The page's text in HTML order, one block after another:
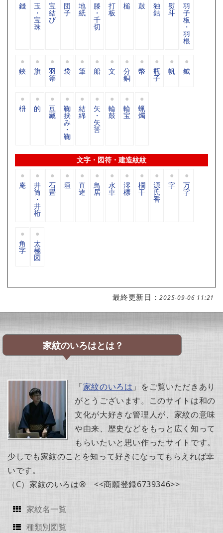
錢 玉
・
宝
珠
宝
結
び
団
子
地
紙
滕
・
千
切
打
板
槌 鼓 独
鈷
熨
斗
羽
子
板
・
羽
根
鋏 旗 羽
箒
袋 筆 船 文 分
銅
幣 瓶
子
帆 鉞
枡 的 豆
藏
鞠
挟
み
・
鞠
結
綿
矢
・
矢
筈
輪
鼓
輪
宝
蝋
燭
文字・図符・建造紋紋
庵 井
筒
・
井
桁
石
畳
垣 直
違
鳥
居
水
車
澪
標
欄
干
源
氏
香
字 万
字
角
字
太
極
図
最終更新日：2025-09-06 11:21
家紋のいろはとは？
「家紋のいろは 」をご覧いただきあり
がとうございます。このサイトは和の
文化が大好きな管理人が、家紋の意味
や由来、歴史などをもっと広く知って
もらいたいと思い作ったサイトです。
少しでも家紋のことを知って好きになってもらえれば幸
いです。
（C）家紋のいろは® <<商願登録6739346>>
家紋名一覧
種類別図覧